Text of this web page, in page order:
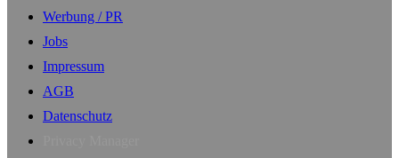
Werbung / PR
Jobs
Impressum
AGB
Datenschutz